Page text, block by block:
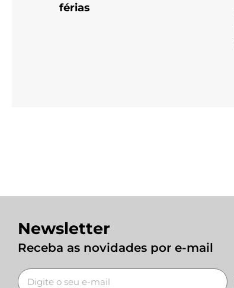
férias
Newsletter
Receba as novidades por e-mail